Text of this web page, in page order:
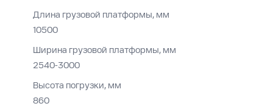
Длина грузовой платформы, мм
10500
Ширина грузовой платформы, мм
2540-3000
Высота погрузки, мм
860